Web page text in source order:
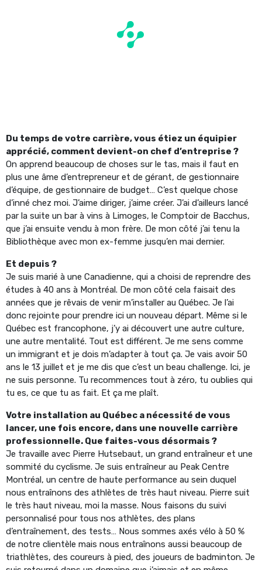
Du temps de votre carrière, vous étiez un équipier
apprécié, comment devient-on chef d’entreprise ?
On apprend beaucoup de choses sur le tas, mais il faut en
plus une âme d’entrepreneur et de gérant, de gestionnaire
d’équipe, de gestionnaire de budget… C’est quelque chose
d’inné chez moi. J’aime diriger, j’aime créer. J’ai d’ailleurs lancé
par la suite un bar à vins à Limoges, le Comptoir de Bacchus,
que j’ai ensuite vendu à mon frère. De mon côté j’ai tenu la
Bibliothèque avec mon ex-femme jusqu’en mai dernier.
Et depuis ?
Je suis marié à une Canadienne, qui a choisi de reprendre des
études à 40 ans à Montréal. De mon côté cela faisait des
années que je rêvais de venir m’installer au Québec. Je l’ai
donc rejointe pour prendre ici un nouveau départ. Même si le
Québec est francophone, j’y ai découvert une autre culture,
une autre mentalité. Tout est différent. Je me sens comme
un immigrant et je dois m’adapter à tout ça. Je vais avoir 50
ans le 13 juillet et je me dis que c’est un beau challenge. Ici, je
ne suis personne. Tu recommences tout à zéro, tu oublies qui
tu es, ce que tu as fait. Et ça me plaît.
Votre installation au Québec a nécessité de vous
lancer, une fois encore, dans une nouvelle carrière
professionnelle. Que faites-vous désormais ?
Je travaille avec Pierre Hutsebaut, un grand entraîneur et une
sommité du cyclisme. Je suis entraîneur au Peak Centre
Montréal, un centre de haute performance au sein duquel
nous entraînons des athlètes de très haut niveau. Pierre suit
le très haut niveau, moi la masse. Nous faisons du suivi
personnalisé pour tous nos athlètes, des plans
d’entraînement, des tests… Nous sommes axés vélo à 50 %
de notre clientèle mais nous entraînons aussi beaucoup de
triathlètes, des coureurs à pied, des joueurs de badminton. Je